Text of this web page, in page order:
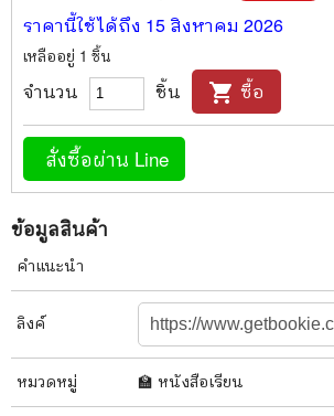
ราคานี้ใช้ได้ถึง 15 สิงหาคม 2026
เหลืออยู่ 1 ชิ้น
จำนวน ชิ้น shopping_cart ซื้อ
สั่งซื้อผ่าน Line
ข้อมูลสินค้า
คำแนะนำ
ลิงค์
หมวดหมู่ 🏫 หนังสือเรียน